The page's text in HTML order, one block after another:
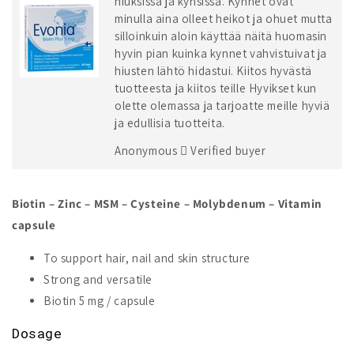
minulla aina olleet heikot ja ohuet mutta
silloinkuin aloin käyttää näitä huomasin
hyvin pian kuinka kynnet vahvistuivat ja
hiusten lähtö hidastui. Kiitos hyvästä
tuotteesta ja kiitos teille Hyvikset kun
olette olemassa ja tarjoatte meille hyviä
ja edullisia tuotteita.
Anonymous
Verified buyer
Biotin – Zinc – MSM – Cysteine – Molybdenum – Vitamin
capsule
To support hair, nail and skin structure
Strong and versatile
Biotin 5 mg / capsule
Dosage